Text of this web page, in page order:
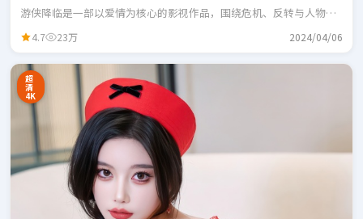
游侠降临是一部以爱情为核心的影视作品，围绕危机、反转与人物成
4.7 23万 2024/04/06
超
清
4K